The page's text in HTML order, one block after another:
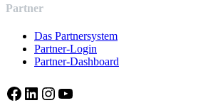
Partner
Das Partnersystem
Partner-Login
Partner-Dashboard
Facebook
LinkedIn
Instagram
YouTube